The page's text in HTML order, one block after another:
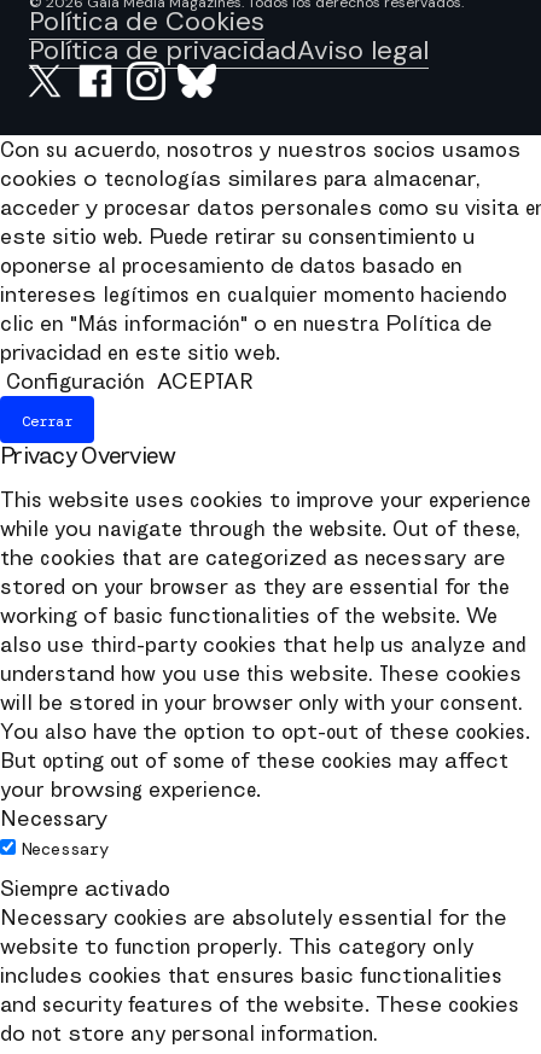
Política de Cookies
Política de privacidadAviso legal
Con su acuerdo, nosotros y nuestros socios usamos
cookies o tecnologías similares para almacenar,
acceder y procesar datos personales como su visita
este sitio web. Puede retirar su consentimiento u
oponerse al procesamiento de datos basado en
intereses legítimos en cualquier momento haciendo
clic en "Más información" o en nuestra Política de
privacidad en este sitio web.
Configuración
ACEPTAR
Cerrar
Privacy Overview
This website uses cookies to improve your experience
while you navigate through the website. Out of these,
the cookies that are categorized as necessary are
stored on your browser as they are essential for the
working of basic functionalities of the website. We
also use third-party cookies that help us analyze and
understand how you use this website. These cookies
will be stored in your browser only with your consent.
You also have the option to opt-out of these cookies.
But opting out of some of these cookies may affect
your browsing experience.
Necessary
Necessary
Siempre activado
Necessary cookies are absolutely essential for the
website to function properly. This category only
includes cookies that ensures basic functionalities
and security features of the website. These cookies
do not store any personal information.